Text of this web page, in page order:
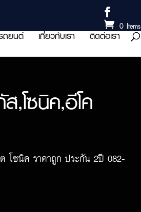
0 Items
ถยนต์ เกี่ยวกับเรา ติดต่อเรา
,โซนิค,อีโค
โซนิค ราคาถูก ประกัน 2ปี 082-